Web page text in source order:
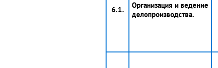
6.1.
Организация и ведение
делопроизводства.